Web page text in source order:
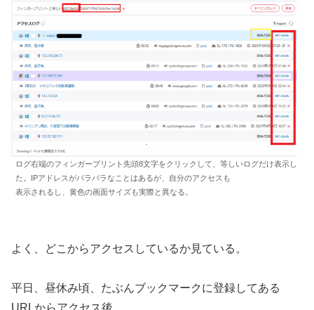
ログ右端のフィンガープリント先頭8文字をクリックして、等しいログだけ表示し
た。IPアドレスがバラバラなことはあるが、自分のアクセスも
表示されるし、黄色の画面サイズも実際と異なる。
よく、どこからアクセスしているか見ている。
平日、昼休み頃、たぶんブックマークに登録してある
URLからアクセス後、